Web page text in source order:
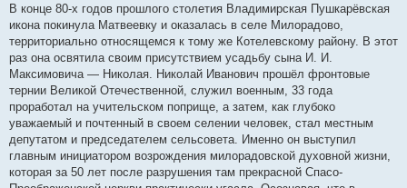
В конце 80-х годов прошлого столетия Владимирская Пушкарёвская
икона покинула Матвеевку и оказалась в селе Милорадово,
территориально относящемся к тому же Котелевскому району. В этот
раз она освятила своим присутствием усадьбу сына И. И.
Максимовича — Николая. Николай Иванович прошёл фронтовые
тернии Великой Отечественной, служил военным, 33 года
проработал на учительском поприще, а затем, как глубоко
уважаемый и почтенный в своем селении человек, стал местным
депутатом и председателем сельсовета. Именно он выступил
главным инициатором возрождения милорадовской духовной жизни,
которая за 50 лет после разрушения там прекрасной Спасо-